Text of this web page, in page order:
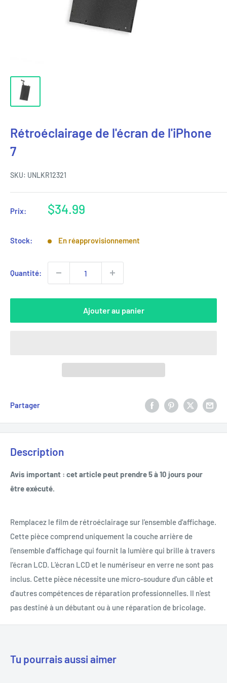
Rétroéclairage de l'écran de l'iPhone
7
SKU: UNLKR12321
Prix:
Prix
$34.99
Stock: En réapprovisionnement
Quantité:
Ajouter au panier
Partager
Description
Avis important : cet article peut prendre 5 à 10 jours pour
être exécuté.
Remplacez le film de rétroéclairage sur l'ensemble d'affichage.
Cette pièce comprend uniquement la couche arrière de
l'ensemble d'affichage qui fournit la lumière qui brille à travers
l'écran LCD. L'écran LCD et le numériseur en verre ne sont pas
inclus. Cette pièce nécessite une micro-soudure d'un câble et
d'autres compétences de réparation professionnelles. Il n'est
pas destiné à un débutant ou à une réparation de bricolage.
Tu pourrais aussi aimer